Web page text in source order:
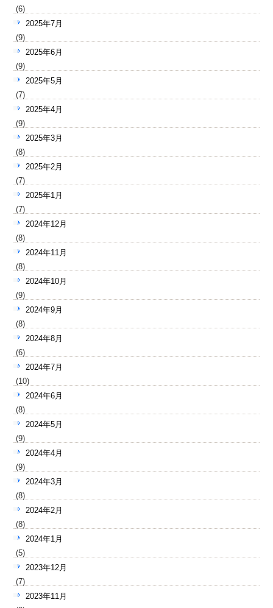
(6)
2025年7月
(9)
2025年6月
(9)
2025年5月
(7)
2025年4月
(9)
2025年3月
(8)
2025年2月
(7)
2025年1月
(7)
2024年12月
(8)
2024年11月
(8)
2024年10月
(9)
2024年9月
(8)
2024年8月
(6)
2024年7月
(10)
2024年6月
(8)
2024年5月
(9)
2024年4月
(9)
2024年3月
(8)
2024年2月
(8)
2024年1月
(5)
2023年12月
(7)
2023年11月